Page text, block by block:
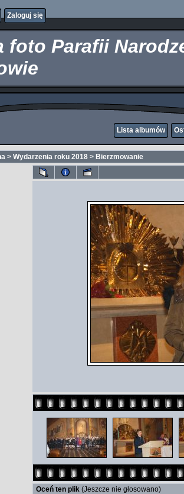
Zaloguj się
foto Parafii
Lista albumów
> Wydarzenia roku 2018 > Bierzmowanie
Oceń ten plik (Jeszcze nie głosowano)